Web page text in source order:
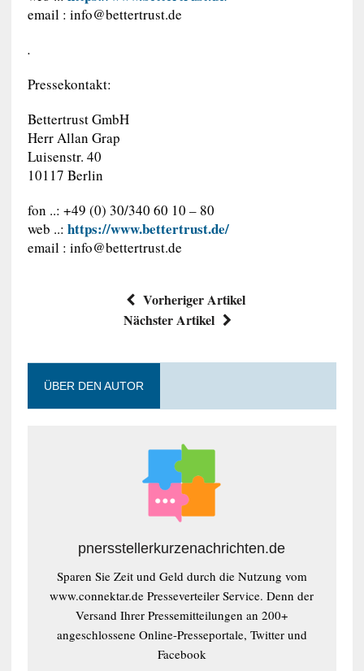
email : info@bettertrust.de
.
Pressekontakt:
Bettertrust GmbH
Herr Allan Grap
Luisenstr. 40
10117 Berlin
fon ..: +49 (0) 30/340 60 10 – 80
web ..: https://www.bettertrust.de/
email : info@bettertrust.de
Vorheriger Artikel
Nächster Artikel
ÜBER DEN AUTOR
pnersstellerkurzenachrichten.de
Sparen Sie Zeit und Geld durch die Nutzung vom
www.connektar.de Presseverteiler Service. Denn der
Versand Ihrer Pressemitteilungen an 200+
angeschlossene Online-Presseportale, Twitter und
Facebook